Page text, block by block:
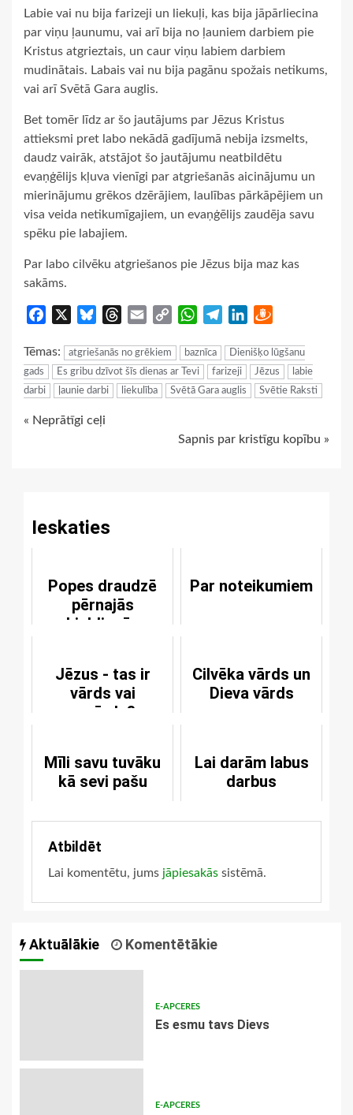
Labie vai nu bija farizeji un liekuļi, kas bija jāpārliecina
par viņu ļaunumu, vai arī bija no ļauniem darbiem pie
Kristus atgrieztais, un caur viņu labiem darbiem
mudinātais. Labais vai nu bija pagānu spožais netikums,
vai arī Svētā Gara auglis.
Bet tomēr līdz ar šo jautājums par Jēzus Kristus
attieksmi pret labo nekādā gadījumā nebija izsmelts,
daudz vairāk, atstājot šo jautājumu neatbildētu
evaņģēlijs kļuva vienīgi par atgriešanās aicinājumu un
mierinājumu grēkos dzērājiem, laulības pārkāpējiem un
visa veida netikumīgajiem, un evaņģēlijs zaudēja savu
spēku pie labajiem.
Par labo cilvēku atgriešanos pie Jēzus bija maz kas
sakāms.
Facebook BlueskyThreads
Email
Copy
WhatsApp
TelegramLinkedIn
Tēmas: atgriešanās no grēkiem baznīca
Dienišķo lūgšanu
gads
Es gribu dzīvot šīs dienas ar Tevi farizeji Jēzus
labie
darbi
ļaunie darbi liekulība Svētā Gara auglis Svētie Raksti
Continue
« Neprātīgi ceļi
Sapnis par kristīgu kopību »
Ieskaties
Popes draudzē
pērnajās
Lieldienās
Par noteikumiem
Jēzus - tas ir
vārds vai
uzvārds?
Cilvēka vārds un
Dieva vārds
Mīli savu tuvāku
kā sevi pašu
Lai darām labus
darbus
Atbildēt
Lai komentētu, jums jāpiesakās sistēmā.
Aktuālākie Komentētākie
E-APCERES
Es esmu tavs Dievs
E-APCERES